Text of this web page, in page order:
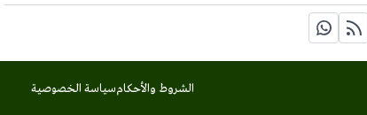
الشروط والأحكامسياسة الخصوصية